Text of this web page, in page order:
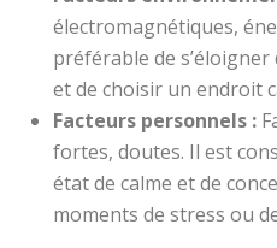
électromagnétiques,
préférable de
et de choisir un endroit
Facteurs personnels :
fortes, doutes. Il est
état de calme et de
moments de stress ou